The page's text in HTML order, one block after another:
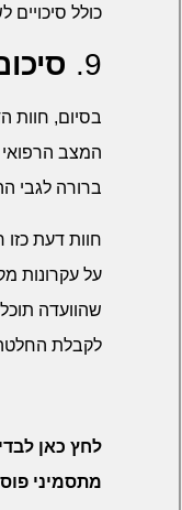
כולל סיכויים
9.
בסיום, חוות
המצב הרפואי
ברורה לגבי
חוות דעת
על עקרונות
שהוועדה
לקבלת
לחץ כאן
מתסמיני